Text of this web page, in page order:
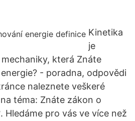
Kinetika
je
která Znáte
- poradna, odpovědi
naleznete veškeré
téma: Znáte zákon o
Hledáme pro vás ve více než